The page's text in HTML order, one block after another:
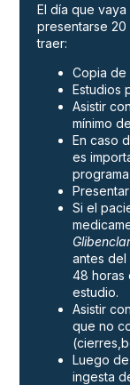
El día que
presentarse 20
traer:
Copia de
Estudios
Asistir
mínimo
En caso
es
Si el
antes del
48 horas
estudio.
Asistir
que no
Luego
ingesta